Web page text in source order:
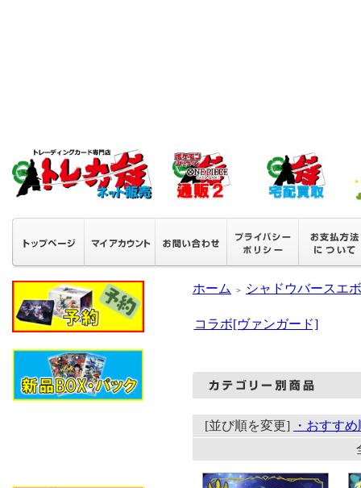
ホーム ＞ シャドウバースエ
コラボ[ヴァンガード]
[並び順を変更]
・おすすめ